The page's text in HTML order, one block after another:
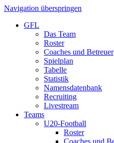
Navigation überspringen
GFL
Das Team
Roster
Coaches und Betreuer
Spielplan
Tabelle
Statistik
Namensdatenbank
Recruiting
Livestream
Teams
U20-Football
Roster
Coaches und